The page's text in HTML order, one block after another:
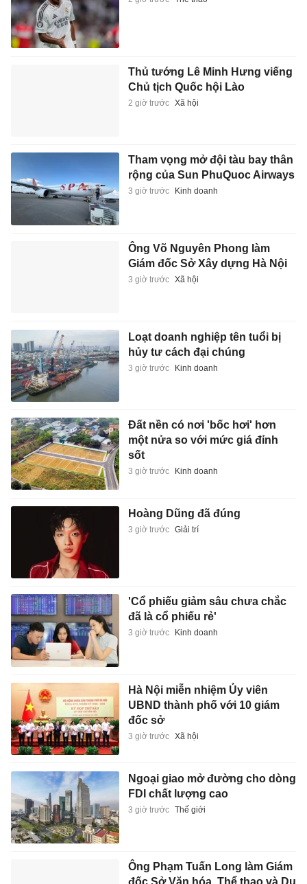
Thủ tướng Lê Minh Hưng viếng
Chủ tịch Quốc hội Lào
2 giờ trước Xã hội
Tham vọng mở đội tàu bay thân
rộng của Sun PhuQuoc Airways
3 giờ trước Kinh doanh
Ông Võ Nguyên Phong làm
Giám đốc Sở Xây dựng Hà Nội
3 giờ trước Xã hội
Loạt doanh nghiệp tên tuổi bị
hủy tư cách đại chúng
3 giờ trước Kinh doanh
Đất nền có nơi 'bốc hơi' hơn
một nửa so với mức giá đỉnh
sốt
3 giờ trước Kinh doanh
Hoàng Dũng đã đúng
3 giờ trước Giải trí
'Cổ phiếu giảm sâu chưa chắc
đã là cổ phiếu rẻ'
3 giờ trước Kinh doanh
Hà Nội miễn nhiệm Ủy viên
UBND thành phố với 10 giám
đốc sở
3 giờ trước Xã hội
Ngoại giao mở đường cho dòng
FDI chất lượng cao
3 giờ trước Thế giới
Ông Phạm Tuấn Long làm Giám